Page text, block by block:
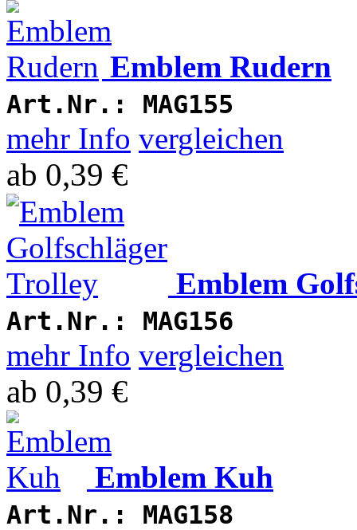
Emblem Rudern
Art.Nr.: MAG155
mehr Info vergleichen
ab 0,39 €
Emblem
Art.Nr.: MAG156
mehr Info vergleichen
ab 0,39 €
Emblem Kuh
Art.Nr.: MAG158